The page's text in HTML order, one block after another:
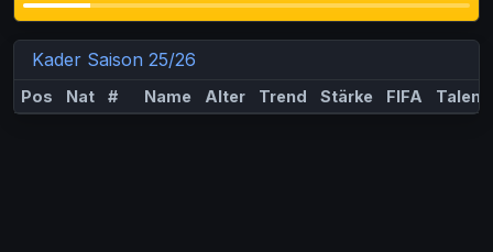
Kader Saison 25/26
Pos Nat # Name Alter Trend Stärke FIFA Talent